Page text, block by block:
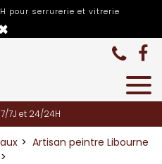
pour serrurerie et vitrerie
7J et 24/24H
Artisan peintre Libourne